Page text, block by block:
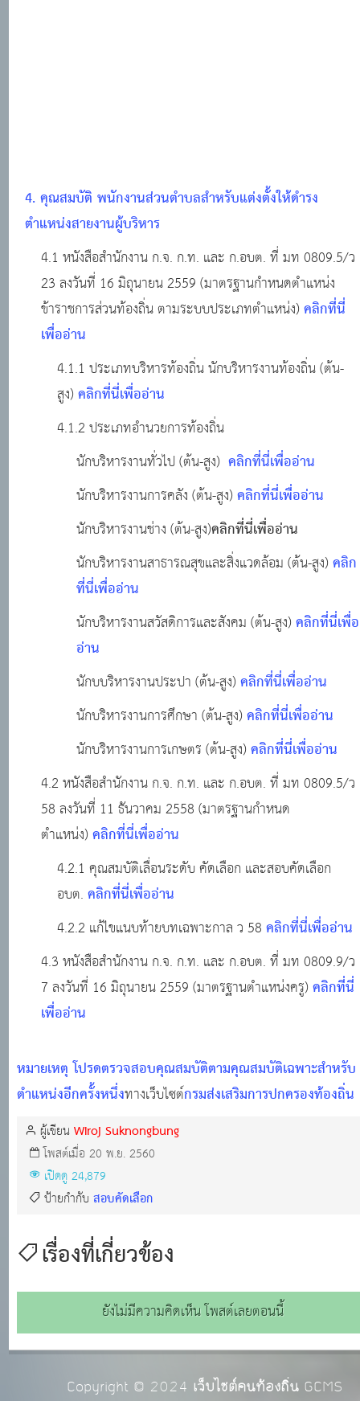
4. คุณสมบัติ พนักงานส่วนตำบลสำหรับแต่งตั้งให้ดำรง
ตำแหน่งสายงานผู้บริหาร
4.1 หนังสือสำนักงาน ก.จ. ก.ท. และ ก.อบต. ที่ มท 0809.5/ว
23 ลงวันที่ 16 มิถุนายน 2559 (มาตรฐานกำหนดตำแหน่ง
ข้าราชการส่วนท้องถิ่น ตามระบบประเภทตำแหน่ง)คลิกที่นี่
เพื่ออ่าน
4.1.1 ประเภทบริหารท้องถิ่น นักบริหารงานท้องถิ่น (ต้น-
สูง)คลิกที่นี่เพื่ออ่าน
4.1.2 ประเภทอำนวยการท้องถิ่น
นักบริหารงานทั่วไป (ต้น-สูง)คลิกที่นี่เพื่ออ่าน
นักบริหารงานการคลัง (ต้น-สูง)คลิกที่นี่เพื่ออ่าน
นักบริหารงานช่าง (ต้น-สูง)คลิกที่นี่เพื่ออ่าน
นักบริหารงานสาธารณสุขและสิ่งแวดล้อม (ต้น-สูง)คลิก
ที่นี่เพื่ออ่าน
นักบริหารงานสวัสดิการและสังคม (ต้น-สูง)คลิกที่นี่เพื่อ
อ่าน
นักบบริหารงานประปา (ต้น-สูง)คลิกที่นี่เพื่ออ่าน
นักบริหารงานการศึกษา (ต้น-สูง)คลิกที่นี่เพื่ออ่าน
นักบริหารงานการเกษตร (ต้น-สูง)คลิกที่นี่เพื่ออ่าน
4.2 หนังสือสำนักงาน ก.จ. ก.ท. และ ก.อบต. ที่ มท 0809.5/ว
58 ลงวันที่ 11 ธันวาคม 2558 (มาตรฐานกำหนด
ตำแหน่ง)คลิกที่นี่เพื่ออ่าน
4.2.1 คุณสมบัติเลื่อนระดับ คัดเลือก และสอบคัดเลือก
อบต.คลิกที่นี่เพื่ออ่าน
4.2.2 แก้ไขแนบท้ายบทเฉพาะกาล ว 58คลิกที่นี่เพื่ออ่าน
4.3 หนังสือสำนักงาน ก.จ. ก.ท. และ ก.อบต. ที่ มท 0809.9/ว
7 ลงวันที่ 16 มิถุนายน 2559 (มาตรฐานตำแหน่งครู)คลิกที่นี่
เพื่ออ่าน
หมายเหตุ โปรดตรวจสอบคุณสมบัติตามคุณสมบัติเฉพาะสำหรับ
ตำแหน่งอีกครั้งหนึ่งทางเว็บไซต์กรมส่งเสริมการปกครองท้องถิ่น
ผู้เขียนWiroj Suknongbung
โพสต์เมื่อ 20 พ.ย. 2560
เปิดดู 24,879
ป้ายกำกับสอบคัดเลือก
เรื่องที่เกี่ยวข้อง
ยังไม่มีความคิดเห็น โพสต์เลยตอนนี้
Copyright © 2024 เว็บไซต์คนท้องถิ่นGCMS